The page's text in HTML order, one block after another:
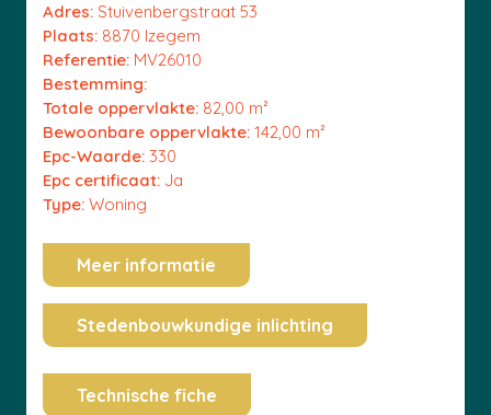
Adres: Stuivenbergstraat 53
Plaats: 8870 Izegem
Referentie: MV26010
Bestemming:
Totale oppervlakte: 82,00 m²
Bewoonbare oppervlakte: 142,00 m²
Epc-Waarde: 330
Epc certificaat: Ja
Type: Woning
Meer informatie
Stedenbouwkundige inlichting
Technische fiche